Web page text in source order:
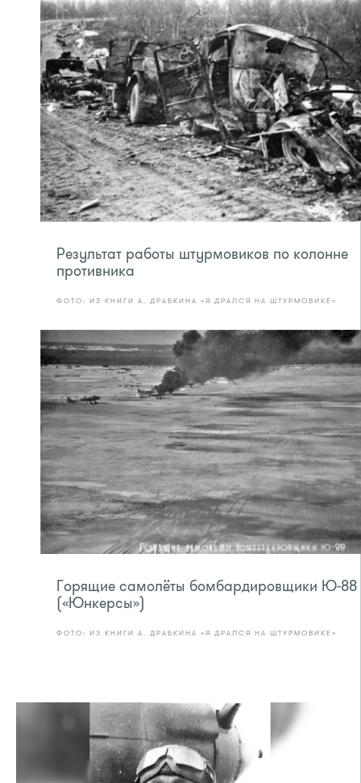
Результат работы штурмовиков по колонне
противника
ФОТО: ИЗ КНИГИ А. ДРАБКИНА «Я ДРАЛСЯ НА ШТУРМОВИКЕ»
Горящие самолёты бомбардировщики Ю-88
(«Юнкерсы»)
ФОТО: ИЗ КНИГИ А. ДРАБКИНА «Я ДРАЛСЯ НА ШТУРМОВИКЕ»